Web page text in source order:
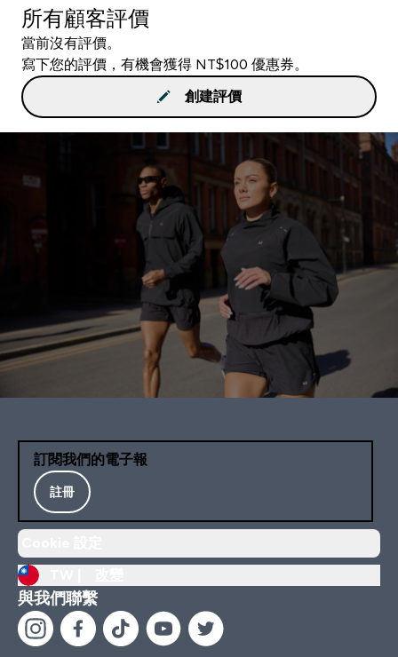
所有顧客評價
當前沒有評價。
寫下您的評價，有機會獲得 NT$100 優惠券。
創建評價
訂閱我們的電子報
註冊
與我們聯繫